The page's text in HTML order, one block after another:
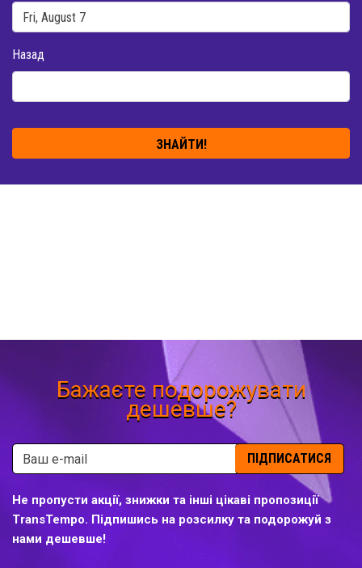
Назад
ЗНАЙТИ!
Бажаєте подорожувати
дешевше?
ПІДПИСАТИСЯ
Не пропусти акції, знижки та інші цікаві пропозиції
TransTempo. Підпишись на розсилку та подорожуй з
нами дешевше!